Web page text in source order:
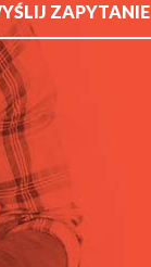
ZAPYTANIE